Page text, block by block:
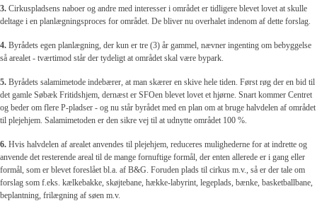
3. Cirkuspladsens naboer og andre med interesser i området er tidligere blevet lovet at skulle
deltage i en planlægningsproces for området. De bliver nu overhalet indenom af dette forslag.
4. Byrådets egen planlægning, der kun er tre (3) år gammel, nævner ingenting om bebyggelse
så arealet - tværtimod står der tydeligt at området skal være bypark.
5. Byrådets salamimetode indebærer, at man skærer en skive hele tiden. Først røg der en bid til
det gamle Søbæk Fritidshjem, dernæst er SFOen blevet lovet et hjørne. Snart kommer Centret
og beder om flere P-pladser - og nu står byrådet med en plan om at bruge halvdelen af området
til plejehjem. Salamimetoden er den sikre vej til at udnytte området 100 %.
6. Hvis halvdelen af arealet anvendes til plejehjem, reduceres mulighederne for at indrette og
anvende det resterende areal til de mange fornuftige formål, der enten allerede er i gang eller
formål, som er blevet foreslået bl.a. af B&G. Foruden plads til cirkus m.v., så er der tale om
forslag som f.eks. kælkebakke, skøjtebane, hække-labyrint, legeplads, bænke, basketballbane,
beplantning, frilægning af søen m.v.